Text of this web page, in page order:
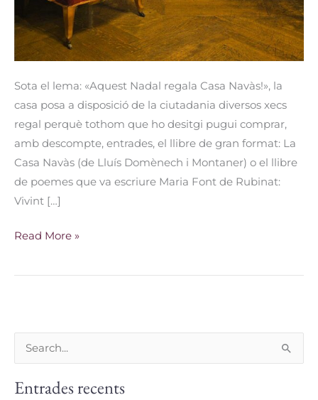
Sota el lema: «Aquest Nadal regala Casa Navàs!», la
casa posa a disposició de la ciutadania diversos xecs
regal perquè tothom que ho desitgi pugui comprar,
amb descompte, entrades, el llibre de gran format: La
Casa Navàs (de Lluís Domènech i Montaner) o el llibre
de poemes que va escriure Maria Font de Rubinat:
Vivint […]
Read More »
rEntrades recents